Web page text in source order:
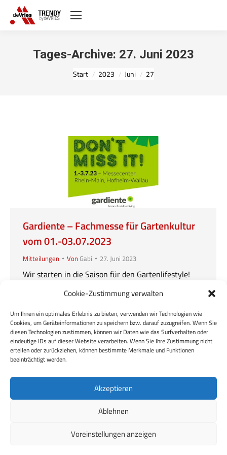
Cookie-Zustimmung verwalten
Um Ihnen ein optimales Erlebnis zu bieten, verwenden wir Technologien wie
Cookies, um Geräteinformationen zu speichern bzw. darauf zuzugreifen. Wenn Sie
diesen Technologien zustimmen, können wir Daten wie das Surfverhalten oder
eindeutige IDs auf dieser Website verarbeiten. Wenn Sie Ihre Zustimmung nicht
erteilen oder zurückziehen, können bestimmte Merkmale und Funktionen
beeinträchtigt werden.
Akzeptieren
Ablehnen
Voreinstellungen anzeigen
Tages-Archive: 27. Juni 2023
Sie befinden sich hier:
Start 2023 Juni 27
Gardiente – Fachmesse für Gartenkultur
vom 01.-03.07.2023
Mitteilungen VonGabi 27. Juni 2023
Wir starten in die Saison für den Gartenlifestyle!
Hofheim Wallau Vom 01. bis 03. Juli 2023 findet die
Gardiente, die Fachmesse für Gartenkultur in
Hofheim-Wallau statt. Auch wir sind wieder mit
dabei und präsentieren Ihnen unsere allseits
beliebten Klassiker sowie unsere neuen Highlights
für die Saison…